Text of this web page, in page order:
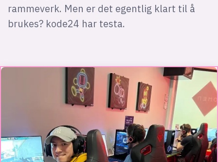
rammeverk. Men er det egentlig klart til å
brukes? kode24 har testa.